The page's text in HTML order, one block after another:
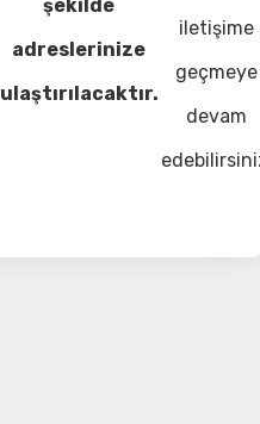
şekilde
adreslerinize
ulaştırılacaktır.
iletişime
geçmeye
devam